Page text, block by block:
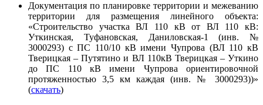
Документация по планировке территории и межеванию
территории для размещения линейного объекта:
«Строительство участка ВЛ 110 кВ от ВЛ 110 кВ:
Уткинская, Туфановская, Даниловская-1 (инв. №
3000293) с ПС 110/10 кВ имени Чупрова (ВЛ 110 кВ
Тверицкая – Путятино и ВЛ 110кВ Тверицкая – Уткино
до ПС 110 кВ имени Чупрова ориентировочной
протяженностью 3,5 км каждая (инв. № 3000293))»
(скачать)